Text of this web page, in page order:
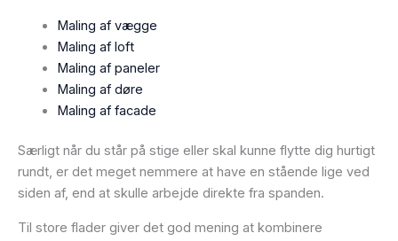
Maling af vægge
Maling af loft
Maling af paneler
Maling af døre
Maling af facade
Særligt når du står på stige eller skal kunne flytte dig hurtigt
rundt, er det meget nemmere at have en stående lige ved
siden af, end at skulle arbejde direkte fra spanden.
Til store flader giver det god mening at kombinere